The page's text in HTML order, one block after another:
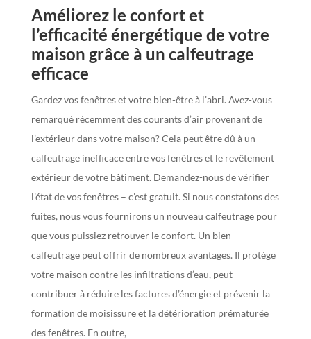
Améliorez le confort et
l’efficacité énergétique de votre
maison grâce à un calfeutrage
efficace
Gardez vos fenêtres et votre bien-être à l’abri. Avez-vous
remarqué récemment des courants d’air provenant de
l’extérieur dans votre maison? Cela peut être dû à un
calfeutrage inefficace entre vos fenêtres et le revêtement
extérieur de votre bâtiment. Demandez-nous de vérifier
l’état de vos fenêtres – c’est gratuit. Si nous constatons des
fuites, nous vous fournirons un nouveau calfeutrage pour
que vous puissiez retrouver le confort. Un bien
calfeutrage peut offrir de nombreux avantages. Il protège
votre maison contre les infiltrations d’eau, peut
contribuer à réduire les factures d’énergie et prévenir la
formation de moisissure et la détérioration prématurée
des fenêtres. En outre,